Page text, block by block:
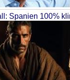
Spanien 100%